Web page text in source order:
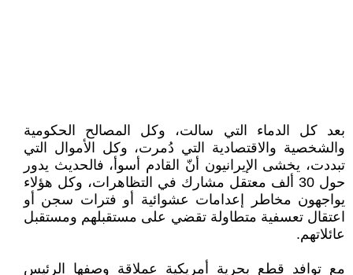
بعد كل الدماء التي سالت، وكل المصالح الحكومية
والشخصية والاقتصادية التي دُمرت، وكل الأموال التي
تبددت، يخشى الإيرانيون أنّ القادم أسوأ، فالحديث يدور
حول 30 ألف معتقل مشارك في التظاهرات، وكل هؤلاء
يواجهون مخاطر إعدامات عشوائية أو فترات سجن أو
اعتقال تعسفية متطاولة تقضي على مستقبلهم ومستقبل
عائلاتهم.
مع توافد قطع بحرية أمريكية عملاقة وصفها الرئيس